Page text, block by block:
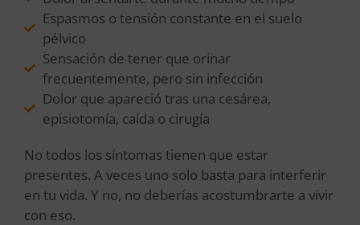
Espasmos o tensión constante en el suelo
pélvico
Sensación de tener que orinar
frecuentemente, pero sin infección
Dolor que apareció tras una cesárea,
episiotomía, caída o cirugía
No todos los síntomas tienen que estar
presentes. A veces uno solo basta para interferir
en tu vida. Y no, no deberías acostumbrarte a vivir
con eso.